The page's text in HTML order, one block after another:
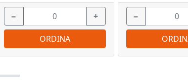
− +
ORDINA
−